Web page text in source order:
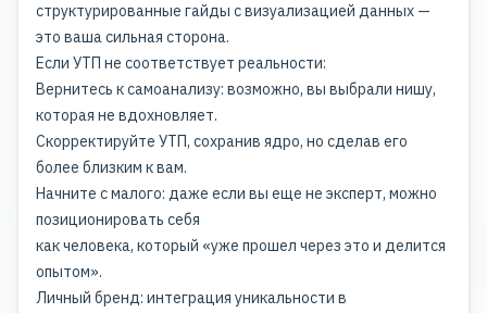
структурированные гайды с визуализацией данных —
это ваша сильная сторона.
Если УТП не соответствует реальности:
Вернитесь к самоанализу: возможно, вы выбрали нишу,
которая не вдохновляет.
Скорректируйте УТП, сохранив ядро, но сделав его
более близким к вам.
Начните с малого: даже если вы еще не эксперт, можно
позиционировать себя
как человека, который «уже прошел через это и делится
опытом».
Личный бренд: интеграция уникальности в